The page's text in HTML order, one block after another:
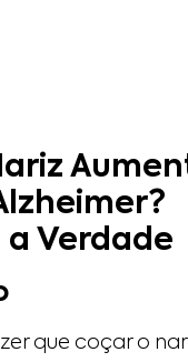
a Verdade
que coçar o